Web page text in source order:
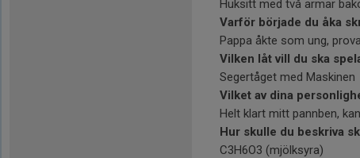
Huksitt med två armar
Varför började du åka
Pappa åkte som ung,
Vilken låt vill du ska
Segertåget med Maskinen
Vilket av dina
Helt klart mitt pannben,
Hur skulle du beskriva
C3H6O3 (mjölksyra)